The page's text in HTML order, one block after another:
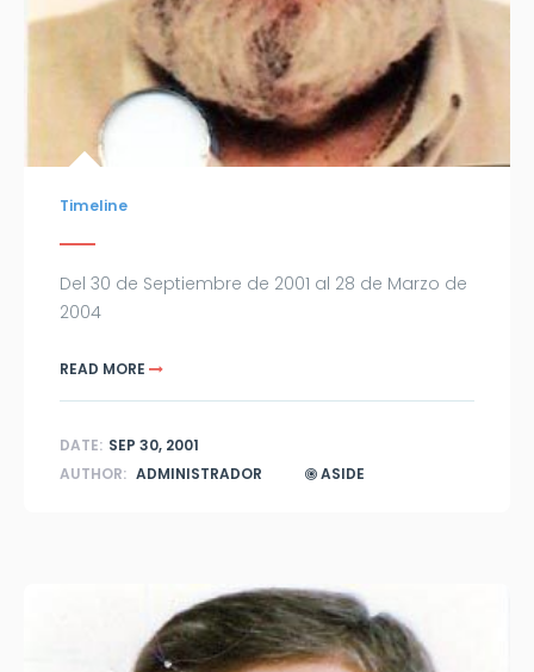
Timeline
Del 30 de Septiembre de 2001 al 28 de Marzo de
2004
READ MORE
DATE: SEP 30, 2001
AUTHOR: ADMINISTRADOR ASIDE